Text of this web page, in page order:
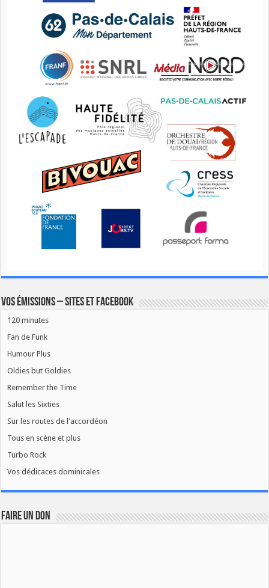
Vos émissions – Sites et Facebook
120 minutes
Fan de Funk
Humour Plus
Oldies but Goldies
Remember the Time
Salut les Sixties
Sur les routes de l'accordéon
Tous en scène et plus
Turbo Rock
Vos dédicaces dominicales
FAIRE UN DON